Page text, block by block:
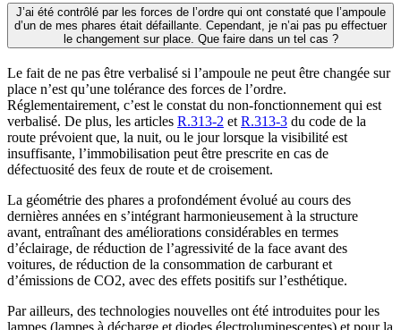
J’ai été contrôlé par les forces de l’ordre qui ont constaté que l’ampoule
d’un de mes phares était défaillante. Cependant, je n’ai pas pu effectuer
le changement sur place. Que faire dans un tel cas ?
Le fait de ne pas être verbalisé si l’ampoule ne peut être changée sur
place n’est qu’une tolérance des forces de l’ordre.
Réglementairement, c’est le constat du non-fonctionnement qui est
verbalisé. De plus, les articles R.313-2 et R.313-3 du code de la
route prévoient que, la nuit, ou le jour lorsque la visibilité est
insuffisante, l’immobilisation peut être prescrite en cas de
défectuosité des feux de route et de croisement.
La géométrie des phares a profondément évolué au cours des
dernières années en s’intégrant harmonieusement à la structure
avant, entraînant des améliorations considérables en termes
d’éclairage, de réduction de l’agressivité de la face avant des
voitures, de réduction de la consommation de carburant et
d’émissions de CO2, avec des effets positifs sur l’esthétique.
Par ailleurs, des technologies nouvelles ont été introduites pour les
lampes (lampes à décharge et diodes électroluminescentes) et pour la